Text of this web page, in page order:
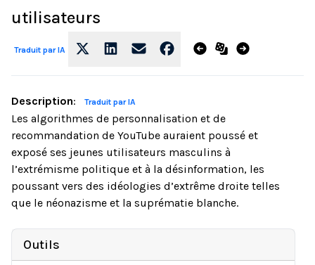
utilisateurs
Traduit par IA
Description: Traduit par IA
Les algorithmes de personnalisation et de
recommandation de YouTube auraient poussé et
exposé ses jeunes utilisateurs masculins à
l’extrémisme politique et à la désinformation, les
poussant vers des idéologies d’extrême droite telles
que le néonazisme et la suprématie blanche.
Outils